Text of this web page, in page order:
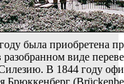
была приобретена
виде
В 1844 году